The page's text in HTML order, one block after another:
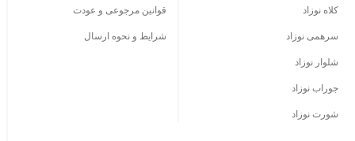
کلاه نوزاد
سرهمی نوزاد
شلوار نوزاد
جوراب نوزاد
شورت نوزاد
قوانین مرجوعی و عودت
شرایط و نحوه ارسال